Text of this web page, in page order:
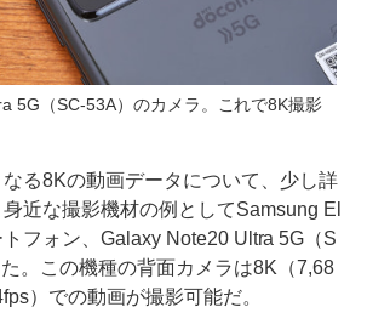
5G（SC-53A）のカメラ。これで8K撮影
る8Kの動画データについて、少し詳
近な撮影機材の例としてSamsung El
フォン、Galaxy Note20 Ultra 5G（S
。この機種の背面カメラは8K（7,68
）での動画が撮影可能だ。